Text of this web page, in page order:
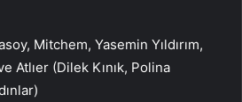
Mitchem, Yasemin Yıldırım,
Atlıer (Dilek Kınık, Polina